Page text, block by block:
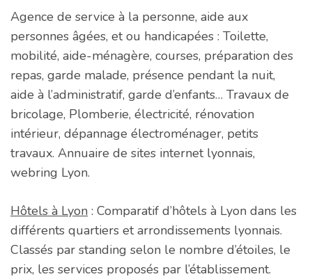
Agence de service à la personne, aide aux
personnes âgées, et ou handicapées : Toilette,
mobilité, aide-ménagère, courses, préparation des
repas, garde malade, présence pendant la nuit,
aide à l’administratif, garde d’enfants… Travaux de
bricolage, Plomberie, électricité, rénovation
intérieur, dépannage électroménager, petits
travaux. Annuaire de sites internet lyonnais,
webring Lyon.
Hôtels à Lyon : Comparatif d’hôtels à Lyon dans les
différents quartiers et arrondissements lyonnais.
Classés par standing selon le nombre d’étoiles, le
prix, les services proposés par l’établissement.